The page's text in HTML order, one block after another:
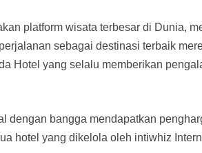
platform wisata terbesar di Dunia,
sebagai destinasi terbaik
Hotel yang selalu memberikan
dengan bangga mendapatkan
hotel yang dikelola oleh intiwhiz